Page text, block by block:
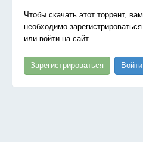
Чтобы скачать этот торрент, вам
необходимо зарегистрироваться
или войти на сайт
Зарегистрироваться Войти